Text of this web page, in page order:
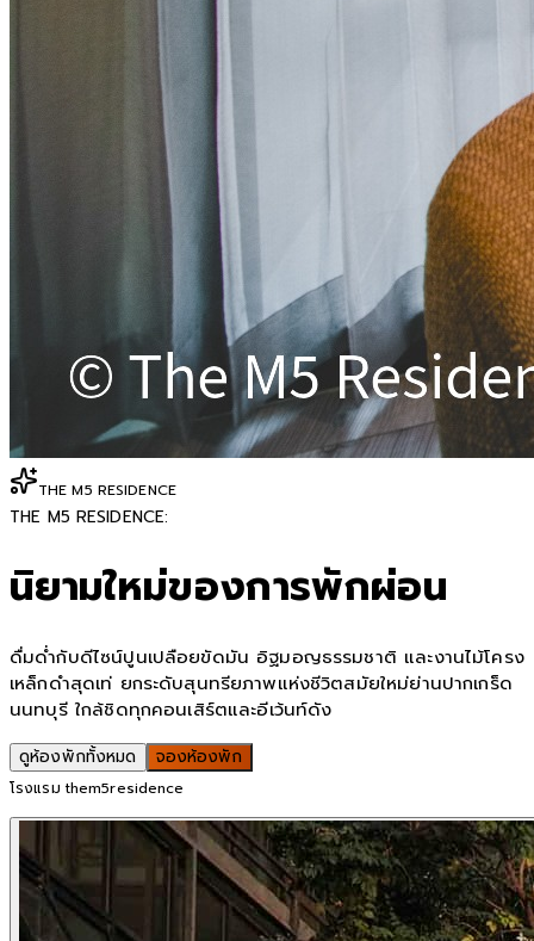
THE M5 RESIDENCE
THE M5 RESIDENCE:
นิยามใหม่ของการพักผ่อน
ดื่มด่ำกับดีไซน์ปูนเปลือยขัดมัน อิฐมอญธรรมชาติ และงานไม้โครง
เหล็กดำสุดเท่ ยกระดับสุนทรียภาพแห่งชีวิตสมัยใหม่ย่านปากเกร็ด
นนทบุรี ใกล้ชิดทุกคอนเสิร์ตและอีเว้นท์ดัง
ดูห้องพักทั้งหมด จองห้องพัก
โรงแรม them5residence